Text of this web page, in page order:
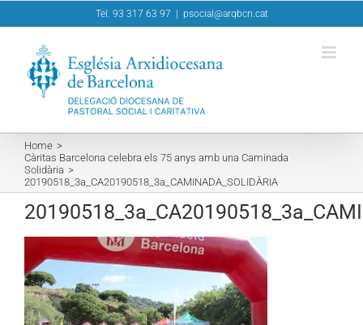
to
Tel. 93 317 63 97 psocial@arqbcn.cat
Home
Càritas Barcelona celebra els 75 anys amb una Caminada
Solidària
20190518_3a_CA20190518_3a_CAMINADA_SOLIDÀRIA